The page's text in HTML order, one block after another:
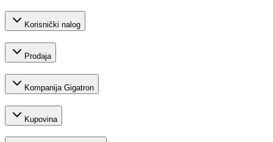
Korisnički nalog
Prodaja
Kompanija Gigatron
Kupovina